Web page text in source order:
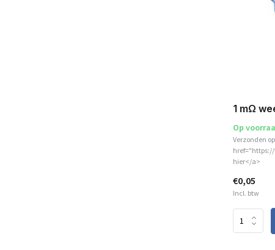
1 mΩ
Op
Verzonden
hier</a>
€0,05
Incl. btw